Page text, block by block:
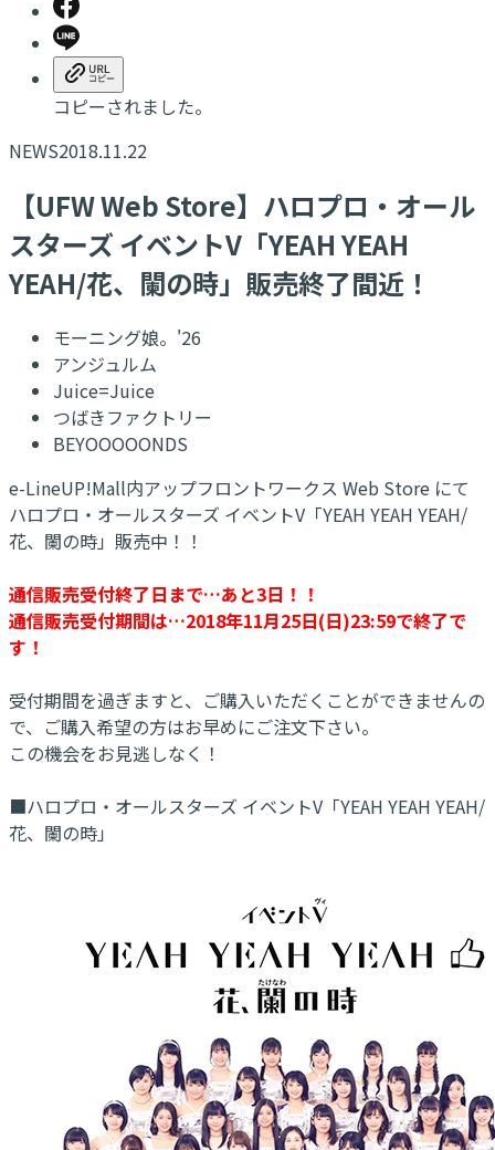
コピーされました。
NEWS2018.11.22
【UFW Web Store】ハロプロ・オール
スターズ イベントV「YEAH YEAH
YEAH/花、闌の時」販売終了間近！
モーニング娘。'26
アンジュルム
Juice=Juice
つばきファクトリー
BEYOOOOONDS
e-LineUP!Mall内アップフロントワークス Web Store にて
ハロプロ・オールスターズ イベントV「YEAH YEAH YEAH/
花、闌の時」販売中！！
通信販売受付終了日まで…あと3日！！
通信販売受付期間は…2018年11月25日(日)23:59で終了で
す！
受付期間を過ぎますと、ご購入いただくことができませんの
で、ご購入希望の方はお早めにご注文下さい。
この機会をお見逃しなく！
■ハロプロ・オールスターズ イベントV「YEAH YEAH YEAH/
花、闌の時」